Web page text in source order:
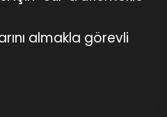
almakla görevli